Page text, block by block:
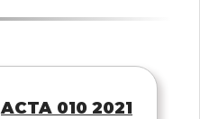
ACTA 010 2021